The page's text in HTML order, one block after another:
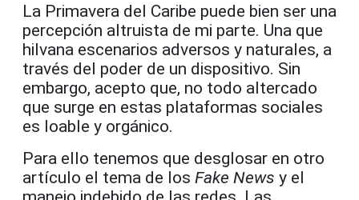
La Primavera del Caribe puede bien ser una
percepción altruista de mi parte. Una que
hilvana escenarios adversos y naturales, a
través del poder de un dispositivo. Sin
embargo, acepto que, no todo altercado
que surge en estas plataformas sociales
es loable y orgánico.
Para ello tenemos que desglosar en otro
artículo el tema de los Fake News y el